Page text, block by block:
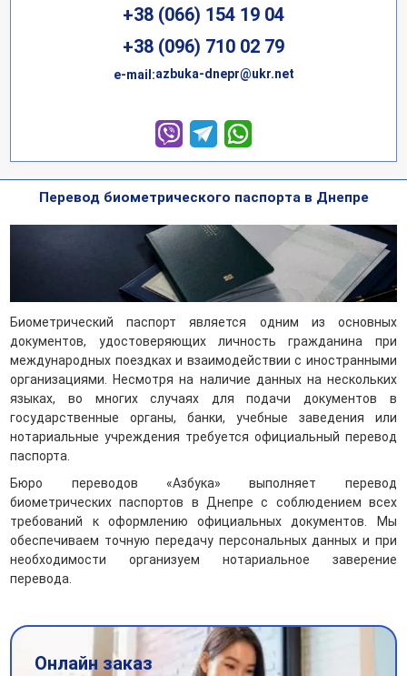
+38 (066) 154 19 04
+38 (096) 710 02 79
е-mail:azbuka-dnepr@ukr.net
Перевод биометрического паспорта в Днепре
Биометрический паспорт является одним из основных
документов, удостоверяющих личность гражданина при
международных поездках и взаимодействии с иностранными
организациями. Несмотря на наличие данных на нескольких
языках, во многих случаях для подачи документов в
государственные органы, банки, учебные заведения или
нотариальные учреждения требуется официальный перевод
паспорта.
Бюро переводов «Азбука» выполняет перевод
биометрических паспортов в Днепре с соблюдением всех
требований к оформлению официальных документов. Мы
обеспечиваем точную передачу персональных данных и при
необходимости организуем нотариальное заверение
перевода.
Онлайн заказ